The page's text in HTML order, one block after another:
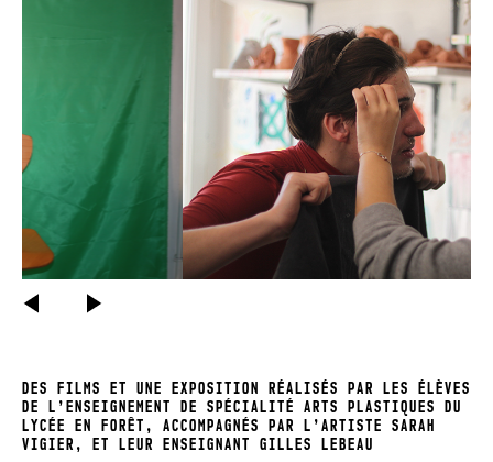
PRÉCÉDENT
DES FILMS ET UNE EXPOSITION RÉALISÉS PAR LES ÉLÈVES
DE L’ENSEIGNEMENT DE SPÉCIALITÉ ARTS PLASTIQUES DU
LYCÉE EN FORÊT, ACCOMPAGNÉS PAR L’ARTISTE SARAH
VIGIER, ET LEUR ENSEIGNANT GILLES LEBEAU